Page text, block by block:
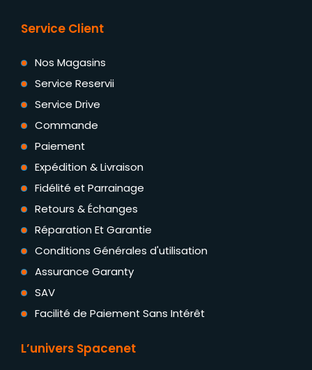
Service Client
Nos Magasins
Service Reservii
Service Drive
Commande
Paiement
Expédition & Livraison
Fidélité et Parrainage
Retours & Échanges
Réparation Et Garantie
Conditions Générales d'utilisation
Assurance Garanty
SAV
Facilité de Paiement Sans Intérêt
L’univers Spacenet